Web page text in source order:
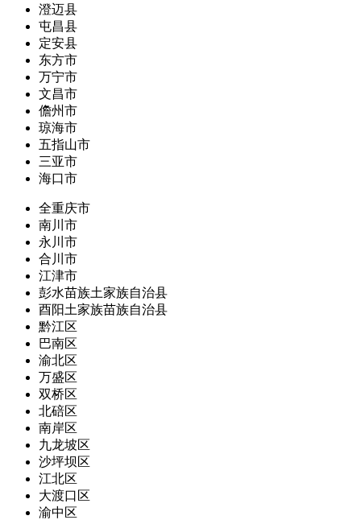
澄迈县
屯昌县
定安县
东方市
万宁市
文昌市
儋州市
琼海市
五指山市
三亚市
海口市
全重庆市
南川市
永川市
合川市
江津市
彭水苗族土家族自治县
酉阳土家族苗族自治县
黔江区
巴南区
渝北区
万盛区
双桥区
北碚区
南岸区
九龙坡区
沙坪坝区
江北区
大渡口区
渝中区